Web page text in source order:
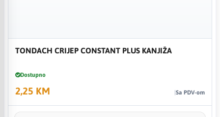
TONDACH CRIJEP CONSTANT PLUS KANJIŽA
Dostupno
2,25 KM Sa PDV-om